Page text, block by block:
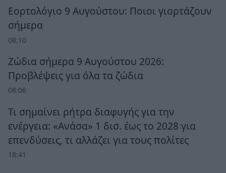
Εορτολόγιο 9 Αυγούστου: Ποιοι γιορτάζουν
σήμερα
08:10
Ζώδια σήμερα 9 Αυγούστου 2026:
Προβλέψεις για όλα τα ζώδια
08:06
Τι σημαίνει ρήτρα διαφυγής για την
ενέργεια: «Ανάσα» 1 δισ. έως το 2028 για
επενδύσεις, τι αλλάζει για τους πολίτες
18:41